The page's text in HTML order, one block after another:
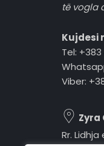
të vogla
Kujdesi
Tel:
Viber:
Zyra
Rr. Lidhja